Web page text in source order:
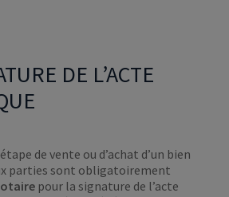
DE L’ACTE
de vente ou d’achat d’un bien
parties sont obligatoirement
pour la signature de l’acte